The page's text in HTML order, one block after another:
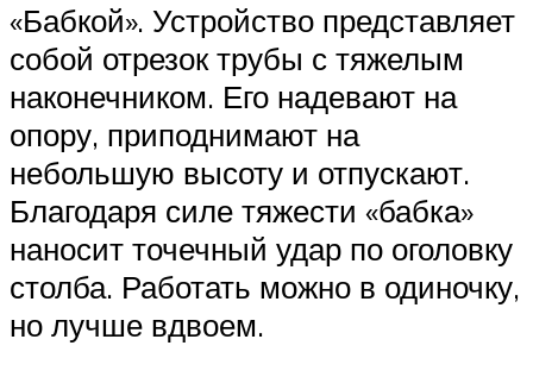
«Бабкой». Устройство представляет
собой отрезок трубы с тяжелым
наконечником. Его надевают на
опору, приподнимают на
небольшую высоту и отпускают.
Благодаря силе тяжести «бабка»
наносит точечный удар по оголовку
столба. Работать можно в одиночку,
но лучше вдвоем.